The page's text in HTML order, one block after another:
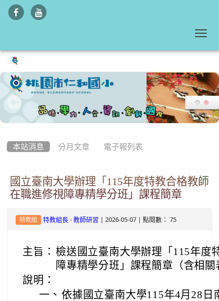
本站消息 分月文章 電子報列表
國立臺南大學辦理「115年度特教合格教師
在職進修視障專精學分班」課程簡章
特教組 特教組長- 教師研習 | 2026-05-07 | 點閱數： 75
主旨： 檢送國立臺南大學辦理「115年度
障專精學分班」課程簡章（含相
說明：
一、 依據國立臺南大學115年4月28日